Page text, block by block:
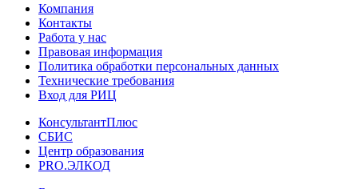
Компания
Контакты
Работа у нас
Правовая информация
Политика обработки персональных данных
Технические требования
Вход для РИЦ
КонсультантПлюс
СБИС
Центр образования
PRO.ЭЛКОД